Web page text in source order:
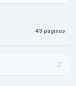
43 páginas